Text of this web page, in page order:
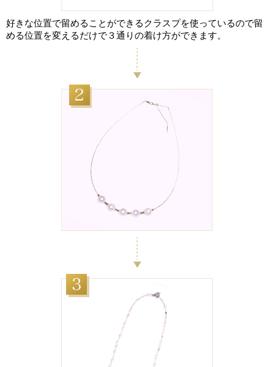
好きな位置で留めることができるクラスプを使っているので留
める位置を変えるだけで３通りの着け方ができます。